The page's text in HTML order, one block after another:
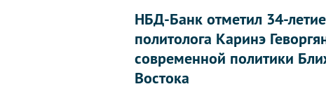
НБД-Банк отметил 34-
политолога Каринэ
современной политики
Востока